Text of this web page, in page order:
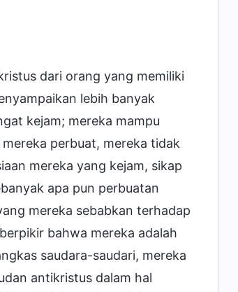
dari orang yang memiliki
lebih banyak
kejam; mereka mampu
perbuat, mereka tidak
mereka yang kejam, sikap
apa pun perbuatan
mereka sebabkan terhadap
bahwa mereka adalah
saudara-saudari, mereka
antikristus dalam hal